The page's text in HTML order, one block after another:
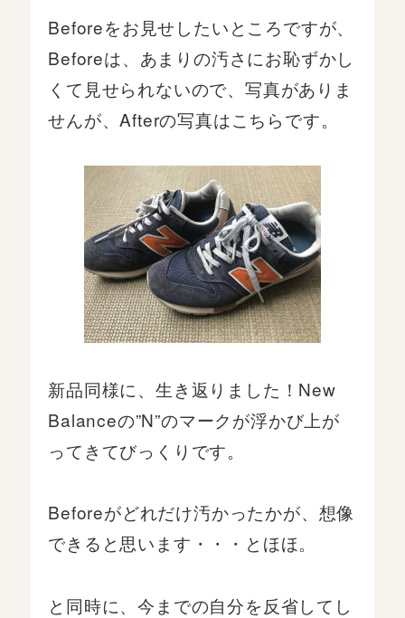
Beforeをお見せしたいところですが、
Beforeは、あまりの汚さにお恥ずかし
くて見せられないので、写真がありま
せんが、Afterの写真はこちらです。
新品同様に、生き返りました！New
Balanceの”N”のマークが浮かび上が
ってきてびっくりです。
Beforeがどれだけ汚かったかが、想像
できると思います・・・とほほ。
と同時に、今までの自分を反省してし